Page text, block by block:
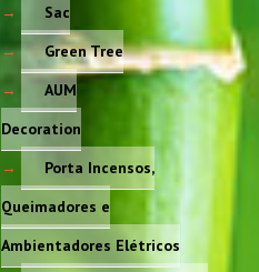
Sac
Green Tree
AUM
Decoration
Porta Incensos,
Queimadores e
Ambientadores Elétricos